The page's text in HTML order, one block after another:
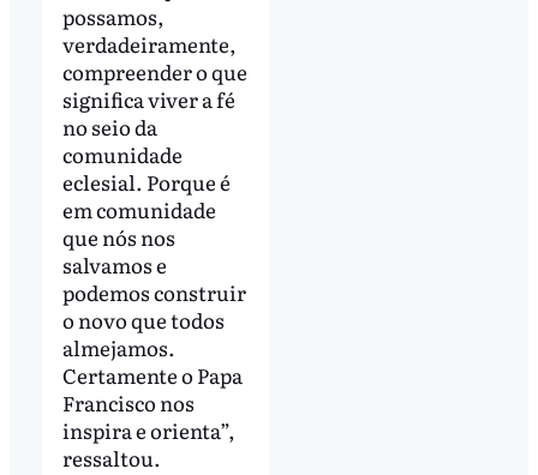
possamos,
verdadeiramente,
compreender o que
significa viver a fé
no seio da
comunidade
eclesial. Porque é
em comunidade
que nós nos
salvamos e
podemos construir
o novo que todos
almejamos.
Certamente o Papa
Francisco nos
inspira e orienta”,
ressaltou.